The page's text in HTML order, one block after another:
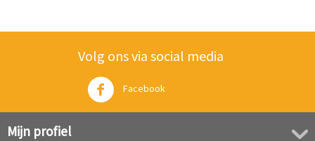
Volg ons via social media
Facebook
Mijn profiel